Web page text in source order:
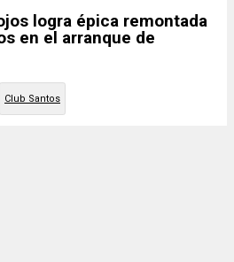
logra épica remontada
en el arranque de
Club Santos